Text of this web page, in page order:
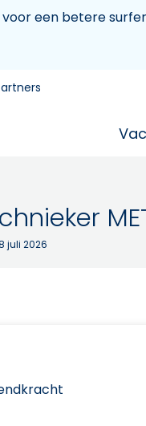
een betere
juli 2026